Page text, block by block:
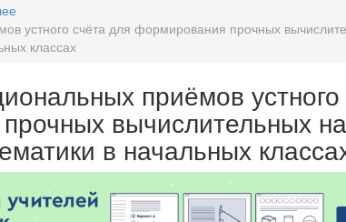
устного счёта для формирования прочных
классах
приёмов устного
вычислительных
в начальных